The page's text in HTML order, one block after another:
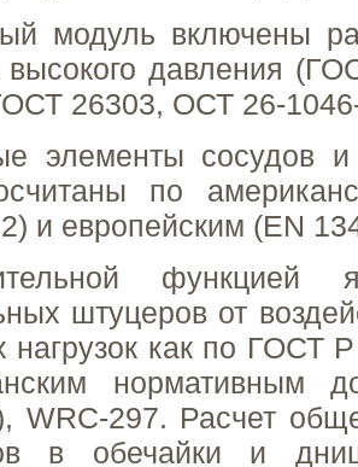
модуль включены
высокого давления
26303, ОСТ 26-
элементы сосудов и
по
и европейским (EN
функцией
штуцеров от
нагрузок как по ГОСТ
нормативным
WRC-297. Расчет
в обечайки и